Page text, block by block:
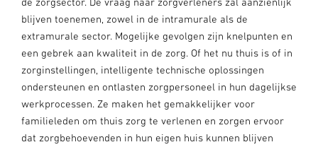
blijven toenemen, zowel in de intramurale als de
extramurale sector. Mogelijke gevolgen zijn knelpunten en
een gebrek aan kwaliteit in de zorg. Of het nu thuis is of in
zorginstellingen, intelligente technische oplossingen
ondersteunen en ontlasten zorgpersoneel in hun dagelijkse
werkprocessen. Ze maken het gemakkelijker voor
familieleden om thuis zorg te verlenen en zorgen ervoor
dat zorgbehoevenden in hun eigen huis kunnen blijven